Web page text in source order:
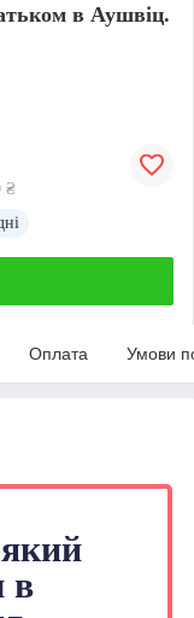
в Аушвіц.
₴
Оплата Умови
в